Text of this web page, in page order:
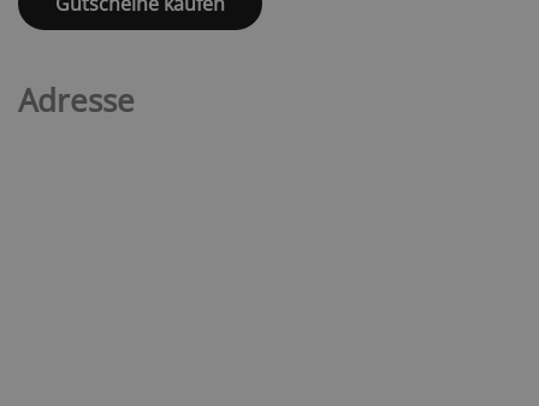
Adresse